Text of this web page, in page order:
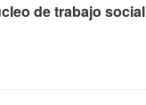
de trabajo social